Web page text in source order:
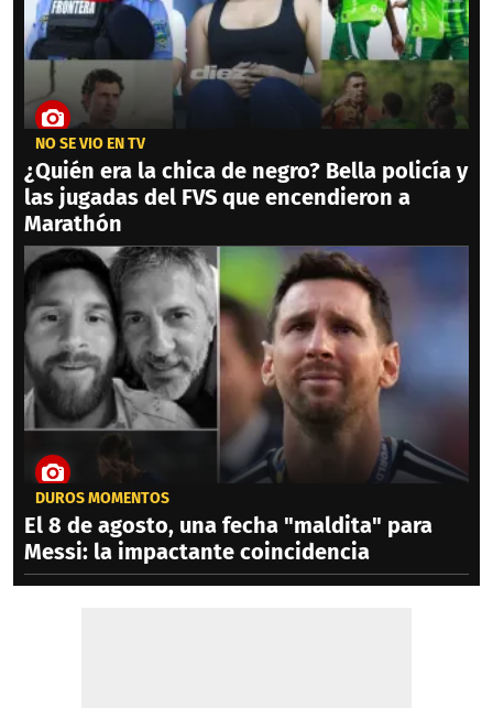
NO SE VIO EN TV
¿Quién era la chica de negro? Bella policía y
las jugadas del FVS que encendieron a
Marathón
DUROS MOMENTOS
El 8 de agosto, una fecha "maldita" para
Messi: la impactante coincidencia